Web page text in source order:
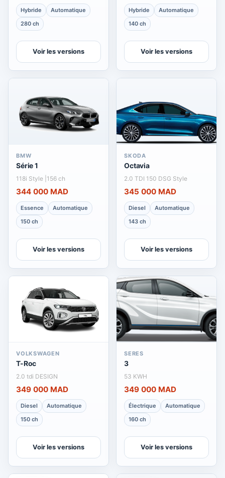
Hybride
Automatique
280 ch
Voir les versions
Hybride
Automatique
140 ch
Voir les versions
BMW
Série 1
118i Style |156 ch
344 000 MAD
Essence
Automatique
150 ch
Voir les versions
SKODA
Octavia
2.0 TDI 150 DSG Style
345 000 MAD
Diesel
Automatique
143 ch
Voir les versions
VOLKSWAGEN
T-Roc
2.0 tdi DESIGN
349 000 MAD
Diesel
Automatique
150 ch
Voir les versions
SERES
3
53 KWH
349 000 MAD
Électrique
Automatique
160 ch
Voir les versions